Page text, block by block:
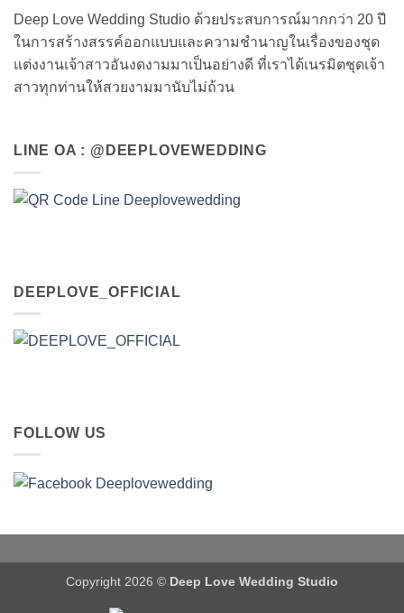
Deep Love Wedding Studio ด้วยประสบการณ์มากกว่า 20 ปี
ในการสร้างสรรค์ออกแบบและความชำนาญในเรื่องของชุด
แต่งงานเจ้าสาวอันงดงามมาเป็นอย่างดี ที่เราได้เนรมิตชุดเจ้า
สาวทุกท่านให้สวยงามมานับไม่ถ้วน
LINE OA : @DEEPLOVEWEDDING
DEEPLOVE_OFFICIAL
FOLLOW US
Copyright 2026 © Deep Love Wedding Studio